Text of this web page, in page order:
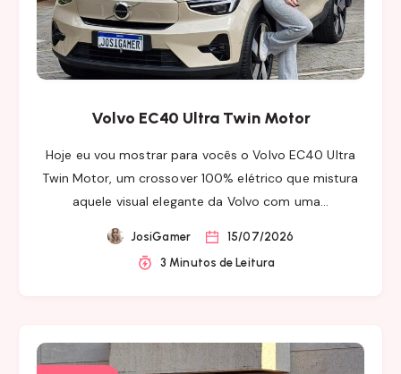
Volvo EC40 Ultra Twin Motor
Hoje eu vou mostrar para vocês o Volvo EC40 Ultra
Twin Motor, um crossover 100% elétrico que mistura
aquele visual elegante da Volvo com uma…
JosiGamer
15/07/2026
3 Minutos de Leitura